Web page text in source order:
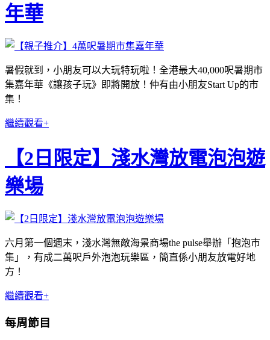
年華
暑假就到，小朋友可以大玩特玩啦！全港最大40,000呎暑期市
集嘉年華《讓孩子玩》即將開放！仲有由小朋友Start Up的市
集！
繼續觀看+
【2日限定】淺水灣放電泡泡遊
樂場
六月第一個週末，淺水灣無敵海景商場the pulse舉辦「抱泡市
集」，有成二萬呎戶外泡泡玩樂區，簡直係小朋友放電好地
方！
繼續觀看+
每周節目